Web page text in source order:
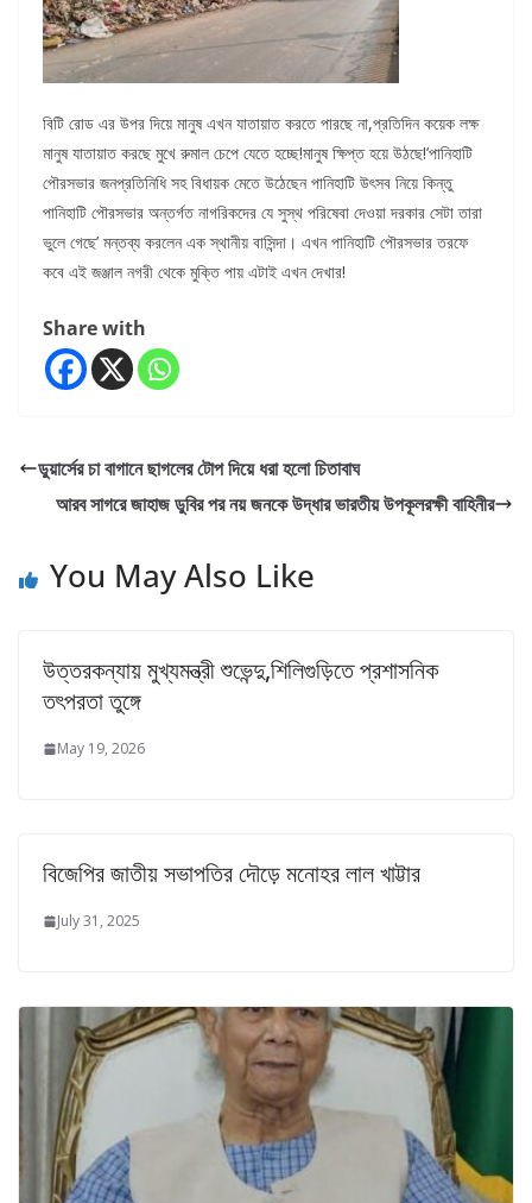
বিটি রোড এর উপর দিয়ে মানুষ এখন যাতায়াত করতে পারছে না,প্রতিদিন কয়েক লক্ষ
মানুষ যাতায়াত করছে মুখে রুমাল চেপে যেতে হচ্ছে!মানুষ ক্ষিপ্ত হয়ে উঠছে!’পানিহাটি
পৌরসভার জনপ্রতিনিধি সহ বিধায়ক মেতে উঠেছেন পানিহাটি উৎসব নিয়ে কিন্তু
পানিহাটি পৌরসভার অন্তর্গত নাগরিকদের যে সুস্থ পরিষেবা দেওয়া দরকার সেটা তারা
ভুলে গেছে’ মন্তব্য করলেন এক স্থানীয় বাসিন্দা। এখন পানিহাটি পৌরসভার তরফে
কবে এই জঞ্জাল নগরী থেকে মুক্তি পায় এটাই এখন দেখার!
Share with
ডুয়ার্সের চা বাগানে ছাগলের টোপ দিয়ে ধরা হলো চিতাবাঘ
আরব সাগরে জাহাজ ডুবির পর নয় জনকে উদ্ধার ভারতীয় উপকূলরক্ষী বাহিনীর
You May Also Like
উত্তরকন্যায় মুখ্যমন্ত্রী শুভেন্দু,শিলিগুড়িতে প্রশাসনিক
তৎপরতা তুঙ্গে
May 19, 2026
বিজেপির জাতীয় সভাপতির দৌড়ে মনোহর লাল খাট্টার
July 31, 2025